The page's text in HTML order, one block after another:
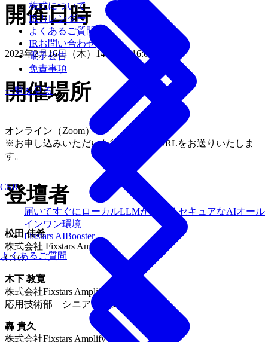
株式について
IRカレンダー
よくあるご質問
IRお問い合わせ
電子公告
免責事項
一覧を見る
CSR
届いてすぐにローカルLLMが使えるセキュアなAIオール
インワン環境
Fixstars AIBooster
よくあるご質問
開催日時
2023年2月16日（木）14:00 〜 16:00
開催場所
オンライン（Zoom）
※お申し込みいただいた後、対象のURLをお送りいたしま
す。
登壇者
松田 佳希
株式会社 Fixstars Amplify
CTO
木下 敦寛
株式会社Fixstars Amplify
応用技術部 シニアディレクター
轟 貴久
株式会社Fixstars Amplify